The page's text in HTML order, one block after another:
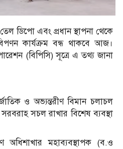
ডিপো এবং প্রধান স্থাপনা থেকে
কার্যক্রম বন্ধ থাকবে আজ।
(বিপিসি) সূত্রে এ তথ্য জানা
ও অভ্যন্তরীণ বিমান চলাচল
সচল রাখার বিশেষ ব্যবস্থা
অধিশাখার মহাব্যবস্থাপক (ব.ও